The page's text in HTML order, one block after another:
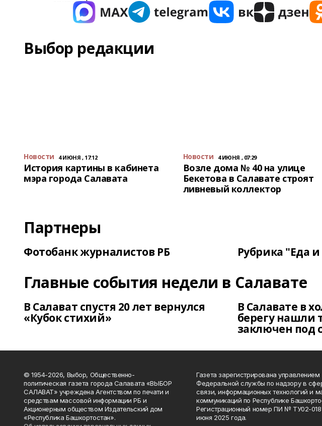
Выбор редакции
Новости 4 ИЮНЯ , 17:12
История картины в кабинета
мэра города Салавата
Новости 4 ИЮНЯ , 07:29
Возле дома № 40 на улице
Бекетова в Салавате строят
ливневый коллектор
Партнеры
Фотобанк журналистов РБ Рубрика "Еда
Главные события недели в Салавате
В Салават спустя 20 лет вернулся
«Кубок стихий»
В Салавате в
берегу нашли
заключен под
© 1954-2026, Выбор, Общественно-
политическая газета города Салавата «ВЫБОР
САЛАВАТ» учреждена Агентством по печати и
средствам массовой информации РБ и
Акционерным обществом Издательский дом
«Республика Башкортостан».
Газета зарегистрирована управлением
Федеральной службы по надзору в
связи, информационных технологий и
коммуникаций по Республике
Регистрационный номер ПИ № ТУ02-
июня 2025 года.